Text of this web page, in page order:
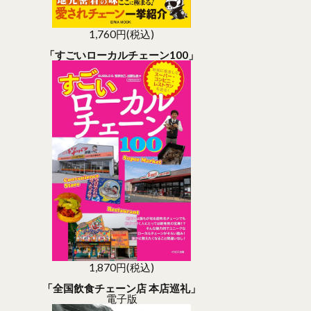
1,760円(税込)
「すごいローカルチェーン100」
1,870円(税込)
「全国飲食チェーン店 本店巡礼」
電子版